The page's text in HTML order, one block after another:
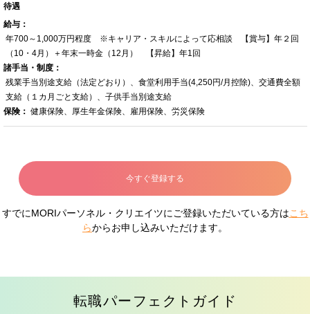
待遇
給与：
年700～1,000万円程度 ※キャリア・スキルによって応相談 【賞与】年２回
（10・4月）＋年末一時金（12月） 【昇給】年1回
諸手当・制度：
残業手当別途支給（法定どおり）、食堂利用手当(4,250円/月控除)、交通費全額
支給（１カ月ごと支給）、子供手当別途支給
保険： 健康保険、厚生年金保険、雇用保険、労災保険
今すぐ登録する
すでにMORIパーソネル・クリエイツにご登録いただいている方はこち
らからお申し込みいただけます。
転職パーフェクトガイド